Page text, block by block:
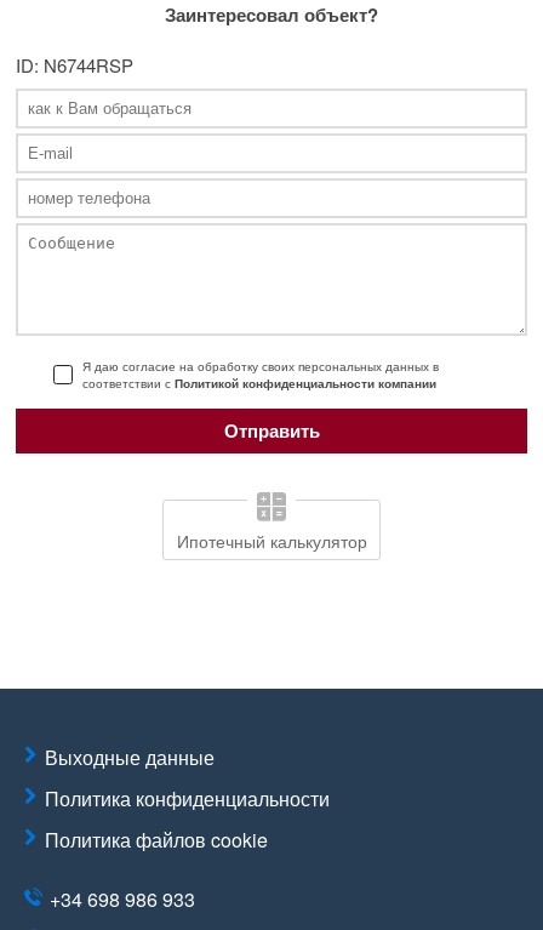
Заинтересовал объект?
ID: N6744RSP
Я даю согласие на обработку своих персональных данных в
соответствии с Политикой конфиденциальности компании
Ипотечный калькулятор
Выходные данные
Политика конфиденциальности
Политика файлов cookie
+34 698 986 933